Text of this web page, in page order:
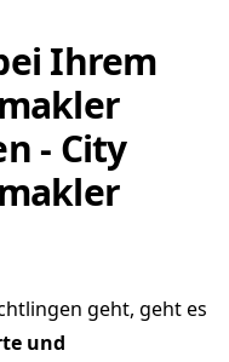
Ihrem
- City
geht, geht es
und